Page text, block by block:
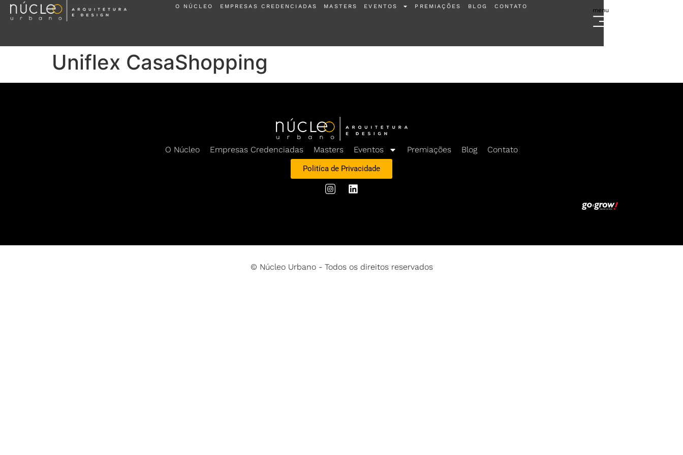
O NÚCLEO EMPRESAS CREDENCIADAS MASTERS EVENTOS PREMIAÇÕES BLOG CONTATO
menu
Uniflex CasaShopping
O Núcleo Empresas Credenciadas Masters Eventos Premiações Blog Contato
Politíca de Privacidade
© Núcleo Urbano - Todos os direitos reservados